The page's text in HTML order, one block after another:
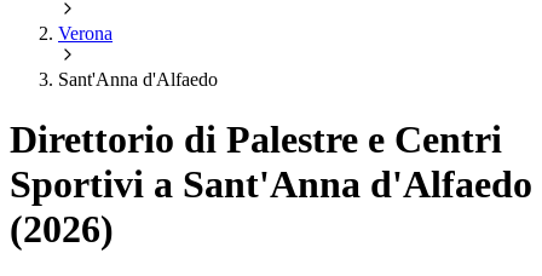
Verona
Sant'Anna d'Alfaedo
Direttorio di Palestre e Centri
Sportivi a Sant'Anna d'Alfaedo
(2026)